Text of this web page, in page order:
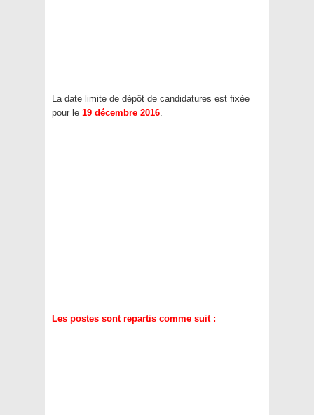
La date limite de dépôt de candidatures est fixée
pour le 19 décembre 2016.
Les postes sont repartis comme suit :